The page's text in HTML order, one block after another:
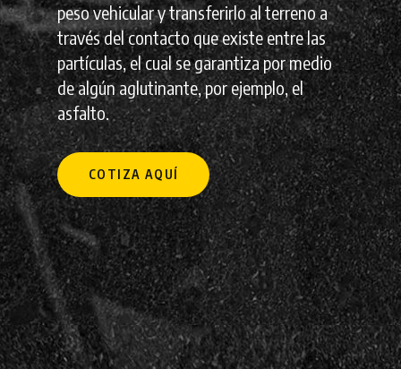
peso vehicular y transferirlo al terreno a
través del contacto que existe entre las
partículas, el cual se garantiza por medio
de algún aglutinante, por ejemplo, el
asfalto.
COTIZA AQUÍ